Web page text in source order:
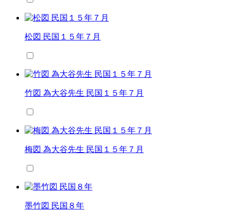
松図 民国１５年７月
竹図 為大谷先生 民国１５年７月
梅図 為大谷先生 民国１５年７月
墨竹図 民国８年